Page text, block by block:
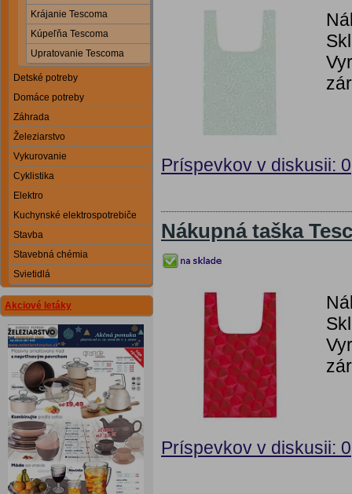
Krájanie Tescoma
Kúpeľňa Tescoma
Upratovanie Tescoma
Detské potreby
Domáce potreby
Záhrada
Železiarstvo
Vykurovanie
Cyklistika
Elektro
Kuchynské elektrospotrebiče
Stavba
Stavebná chémia
Svietidlá
Akciové letáky
Príspevkov v diskusii: 0
Nákupná taška
Príspevkov v diskusii: 0